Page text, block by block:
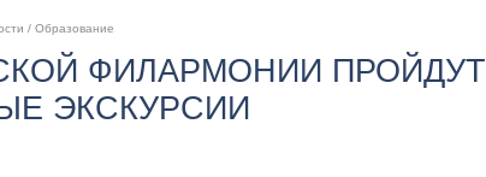
/ Образование
ФИЛАРМОНИИ ПРОЙДУТ
ЭКСКУРСИИ